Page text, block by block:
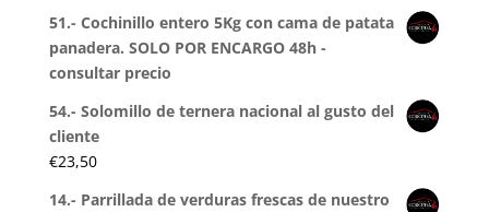
51.- Cochinillo entero 5Kg con cama de patata
panadera. SOLO POR ENCARGO 48h -
consultar precio
54.- Solomillo de ternera nacional al gusto del
cliente
€23,50
14.- Parrillada de verduras frescas de nuestro